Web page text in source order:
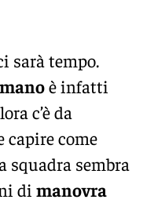
sarà tempo.
è infatti
c’è da
capire come
squadra sembra
di manovra